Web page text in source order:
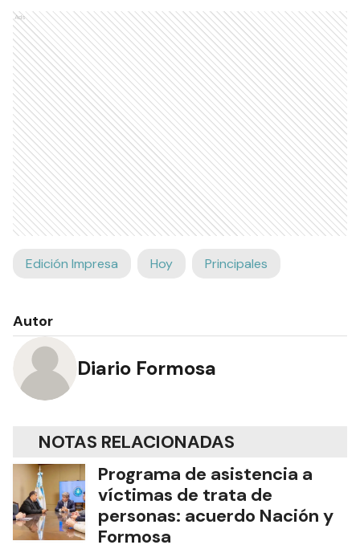
Ads
Edición Impresa Hoy Principales
Autor
Diario Formosa
NOTAS RELACIONADAS
Programa de asistencia a
víctimas de trata de
personas: acuerdo Nación y
Formosa